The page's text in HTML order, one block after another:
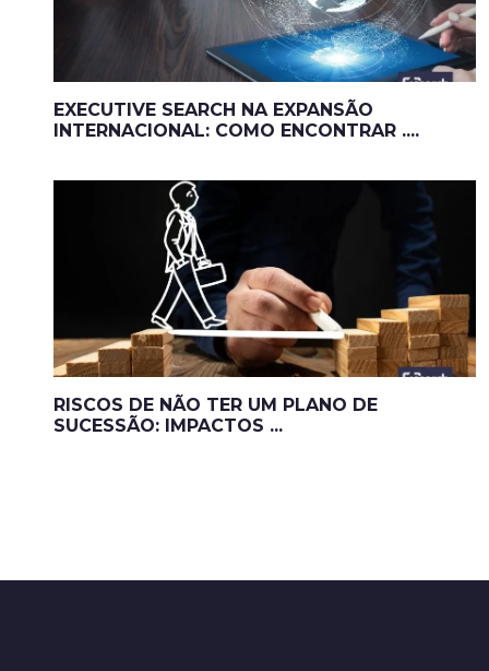
EXECUTIVE SEARCH NA EXPANSÃO
INTERNACIONAL: COMO ENCONTRAR ....
RISCOS DE NÃO TER UM PLANO DE
SUCESSÃO: IMPACTOS ...